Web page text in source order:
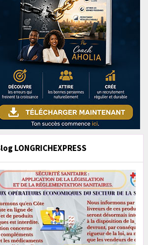
LONGRICHEXPRESS